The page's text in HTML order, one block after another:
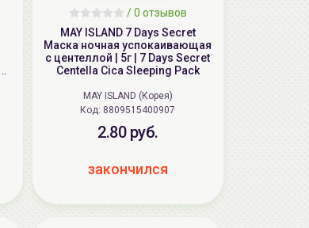
/0 отзывов
MAY ISLAND 7 Days Secret
Маска ночная успокаивающая
с центеллой | 5г | 7 Days Secret
Centella Cica Sleeping Pack
MAY ISLAND (Корея)
Код: 8809515400907
2.80 руб.
закончился